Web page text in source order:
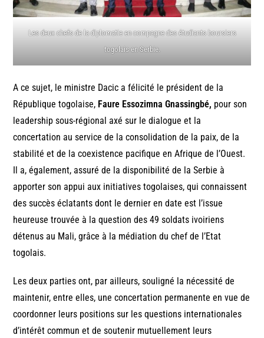
Les deux chefs de la diplomatie en compagne des étudiants boursiers
togolais en Serbie.
A ce sujet, le ministre Dacic a félicité le président de la
République togolaise, Faure Essozimna Gnassingbé, pour son
leadership sous-régional axé sur le dialogue et la
concertation au service de la consolidation de la paix, de la
stabilité et de la coexistence pacifique en Afrique de l’Ouest.
Il a, également, assuré de la disponibilité de la Serbie à
apporter son appui aux initiatives togolaises, qui connaissent
des succès éclatants dont le dernier en date est l’issue
heureuse trouvée à la question des 49 soldats ivoiriens
détenus au Mali, grâce à la médiation du chef de l’Etat
togolais.
Les deux parties ont, par ailleurs, souligné la nécessité de
maintenir, entre elles, une concertation permanente en vue de
coordonner leurs positions sur les questions internationales
d’intérêt commun et de soutenir mutuellement leurs